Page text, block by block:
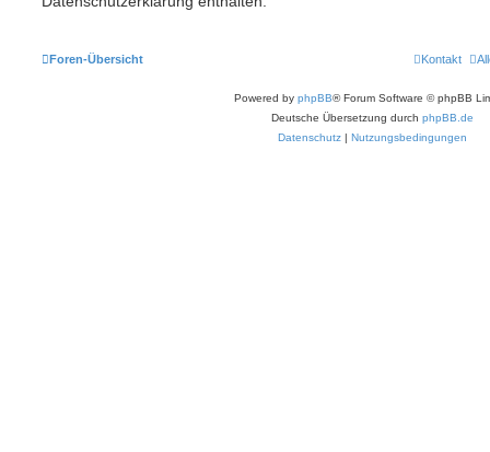
Foren-Übersicht Kontakt
Powered by phpBB® Forum Software © phpBB
Deutsche Übersetzung durch phpBB.de
Datenschutz | Nutzungsbedingungen